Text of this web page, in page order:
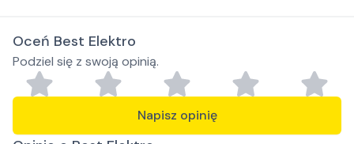
Oceń Best Elektro
Podziel się z swoją opinią.
Napisz opinię